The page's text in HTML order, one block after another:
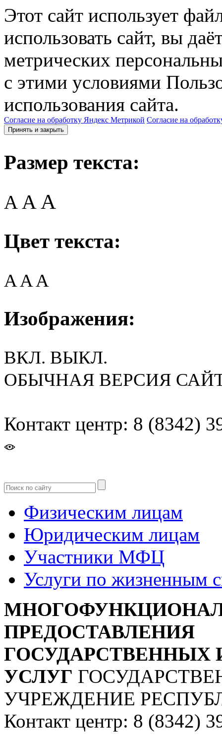
Этот сайт использует
использовать сайт, вы
метрических
с этими условиями
использования сайта.
Согласие на обработку Яндекс Метрикой Согласие на
Принять и закрыть
Размер текста:
A AA
Цвет текста:
AAA
Изображения:
ВКЛ. ВЫКЛ.
ОБЫЧНАЯ ВЕРСИЯ
Контакт центр: 8 (8342)
Физическим лицам
Юридическим лицам
Участники МФЦ
Услуги по жизненным
ПРЕДОСТАВЛЕНИЯ
УСЛУГ
УЧРЕЖДЕНИЕ
Контакт центр: 8 (8342)